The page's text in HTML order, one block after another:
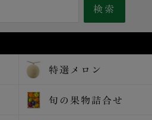
特選メロン
旬の果物詰合せ